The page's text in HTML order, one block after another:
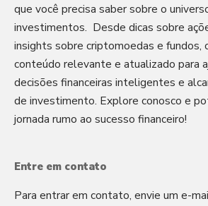
que você precisa saber sobre o
investimentos. Desde dicas sobre
insights sobre criptomoedas e fundos,
conteúdo relevante e atualizado para
decisões financeiras inteligentes e
de investimento. Explore conosco e
jornada rumo ao sucesso financeiro!
Entre em contato
Para entrar em contato, envie um e-